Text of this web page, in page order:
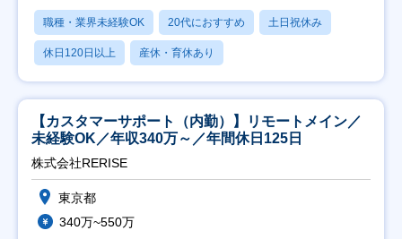
職種・業界未経験OK 20代におすすめ 土日祝休み
休日120日以上 産休・育休あり
【カスタマーサポート（内勤）】リモートメイン／
未経験OK／年収340万～／年間休日125日
株式会社RERISE
東京都
340万~550万